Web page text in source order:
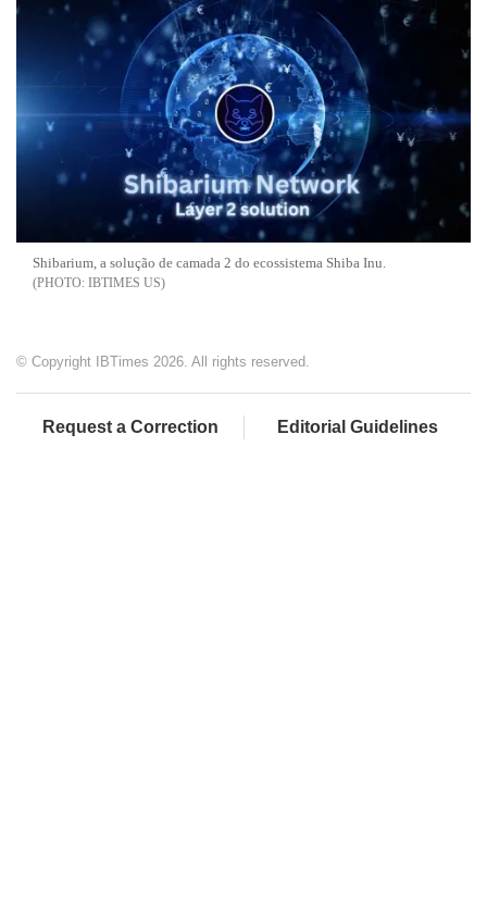
Shibarium, a solução de camada 2 do ecossistema Shiba Inu.
IBTIMES US
© Copyright IBTimes 2026. All rights reserved.
Request a Correction Editorial Guidelines